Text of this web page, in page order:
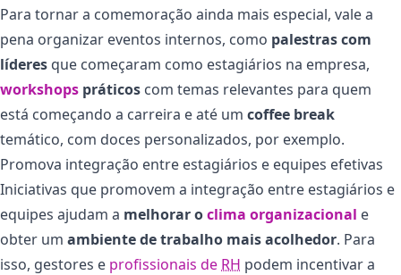
Para tornar a comemoração ainda mais especial, vale a
pena organizar eventos internos, como palestras com
líderes que começaram como estagiários na empresa,
workshops práticos com temas relevantes para quem
está começando a carreira e até um coffee break
temático, com doces personalizados, por exemplo.
Promova integração entre estagiários e equipes efetivas
Iniciativas que promovem a integração entre estagiários e
equipes ajudam a melhorar oclima organizacional e
obter um ambiente de trabalho mais acolhedor. Para
isso, gestores e profissionais de RH podem incentivar a